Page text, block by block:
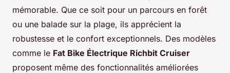
mémorable. Que ce soit pour un parcours en forêt
ou une balade sur la plage, ils apprécient la
robustesse et le confort exceptionnels. Des modèles
comme le Fat Bike Électrique Richbit Cruiser
proposent même des fonctionnalités améliorées